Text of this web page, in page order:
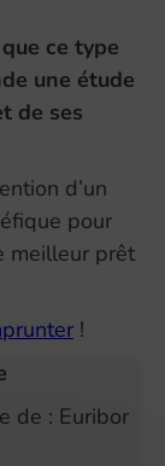
ce type
une étude
de ses
d’un
pour
meilleur prêt
!
de : Euribor